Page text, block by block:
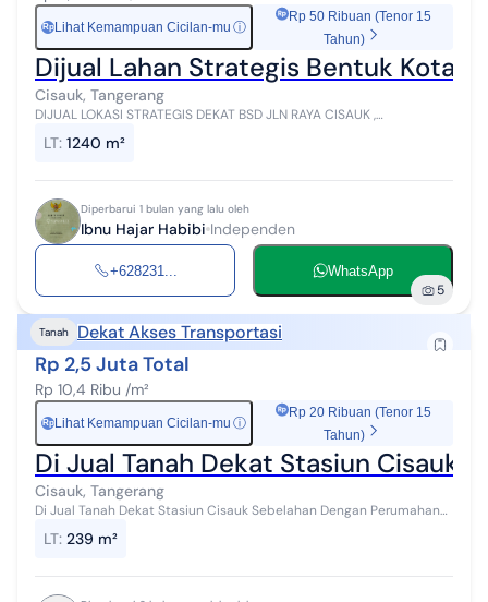
Rp Lihat Kemampuan Cicilan-mu ⓘ
Rp 50 Ribuan (Tenor 15
Tahun)
Dijual Lahan Strategis Bentuk
Cisauk, Tangerang
DIJUAL LOKASI STRATEGIS DEKAT BSD JLN RAYA CISAUK ,
LT: 1240 m²
Diperbarui 1 bulan yang lalu oleh
Ibnu Hajar Habibi Independen
+628231... WhatsApp
5
Tanah Dekat Akses Transportasi
Rp 2,5 Juta Total
Rp 10,4 Ribu /m²
Rp Lihat Kemampuan Cicilan-mu ⓘ
Rp 20 Ribuan (Tenor 15
Tahun)
Di Jual Tanah Dekat Stasiun Cisauk
Cisauk, Tangerang
Di Jual Tanah Dekat Stasiun Cisauk Sebelahan Dengan Perumahan
Luas Tanah : 239m²...
LT: 239 m²